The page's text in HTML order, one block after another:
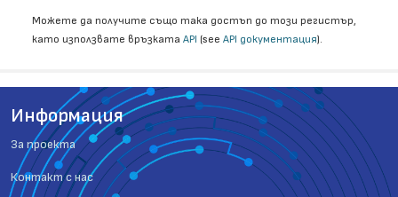
Можете да получите също така достъп до този регистър,
като използвате връзката API (see API документация).
Информация
За проекта
Контакт с нас